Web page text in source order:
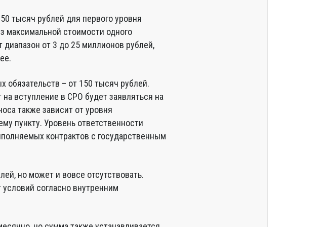
тысяч рублей для первого уровня
максимальной стоимости одного
диапазон от 3 до 25 миллионов рублей,
– от 150 тысяч рублей.
вступление в СРО будет заявляться на
также зависит от уровня
пункту. Уровень ответственности
контрактов с государственным
но может и вовсе отсутствовать.
условий согласно внутренним